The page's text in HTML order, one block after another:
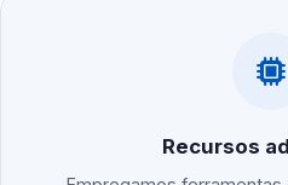
Recursos